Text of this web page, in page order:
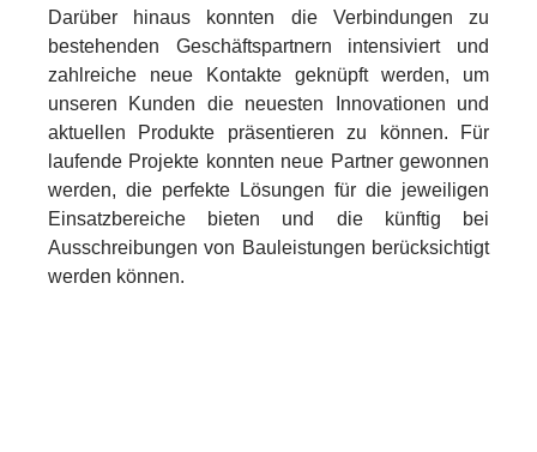
Darüber hinaus konnten die Verbindungen zu
bestehenden Geschäftspartnern intensiviert und
zahlreiche neue Kontakte geknüpft werden, um
unseren Kunden die neuesten Innovationen und
aktuellen Produkte präsentieren zu können. Für
laufende Projekte konnten neue Partner gewonnen
werden, die perfekte Lösungen für die jeweiligen
Einsatzbereiche bieten und die künftig bei
Ausschreibungen von Bauleistungen berücksichtigt
werden können.